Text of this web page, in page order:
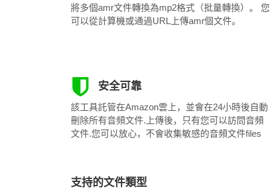
將多個amr文件轉換為mp2格式（批量轉換）。 您
可以從計算機或通過URL上傳amr個文件。
安全可靠
該工具託管在Amazon雲上，並會在24小時後自動
刪除所有音頻文件.上傳後，只有您可以訪問音頻
文件.您可以放心，不會收集敏感的音頻文件files
支持的文件類型